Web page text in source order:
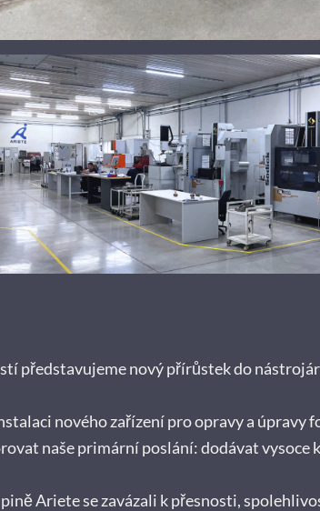
představujeme nový přírůstek do
nového zařízení pro opravy a úpravy
naše primární poslání: dodávat
Ariete se zavázali k přesnosti,